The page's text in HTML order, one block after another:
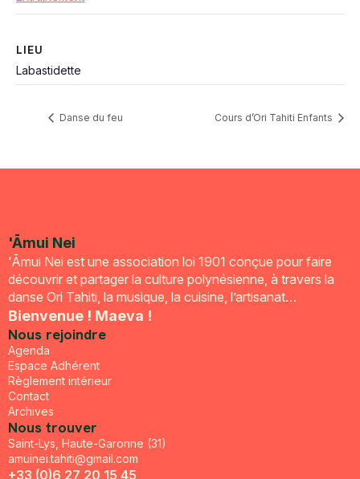
LIEU
Labastidette
Danse du feu Cours d’Ori Tahiti Enfants
'Āmui Nei
'Āmui Nei est une association loi 1901 conçue pour faire
découvrir et partager la culture polynésienne, à travers la
danse Ori Tahiti, la musique, la cuisine, l’artisanat…
Bienvenue ! Maeva !
Nous rejoindre
Agenda
Espace Adhérent
Règlement intérieur
Contact
Archives
Nous trouver
Saint-Lys, Haute-Garonne (31)
amuinei.tahiti@gmail.com
+33 (0)6 27 20 15 45